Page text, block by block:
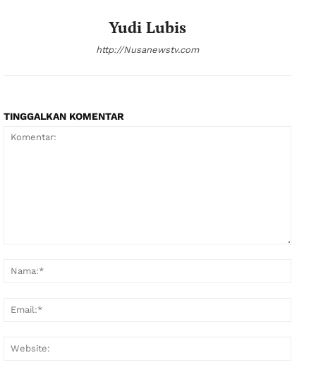
Yudi Lubis
http://Nusanewstv.com
TINGGALKAN KOMENTAR